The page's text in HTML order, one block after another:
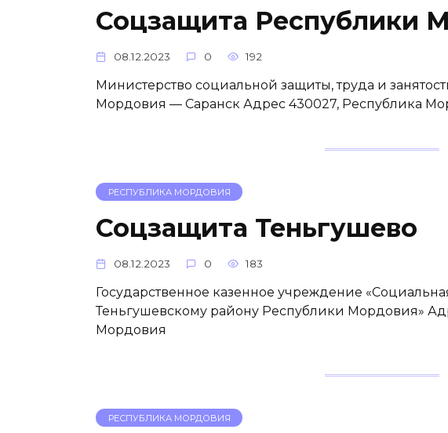
Соцзащита Республики
08.12.2023 0 192
Министерство социальной защиты, труда и
Мордовия — Саранск Адрес 430027, Республика
РЕСПУБЛИКА МОРДОВИЯ
Соцзащита Теньгушево
08.12.2023 0 183
Государственное казенное учреждение
Теньгушевскому району Республики Мордовия»
Мордовия
РЕСПУБЛИКА МОРДОВИЯ